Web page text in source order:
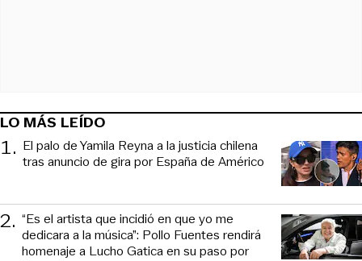
LO MÁS LEÍDO
1. El palo de Yamila Reyna a la justicia chilena
tras anuncio de gira por España de Américo
2. “Es el artista que incidió en que yo me
dedicara a la música”: Pollo Fuentes rendirá
homenaje a Lucho Gatica en su paso por